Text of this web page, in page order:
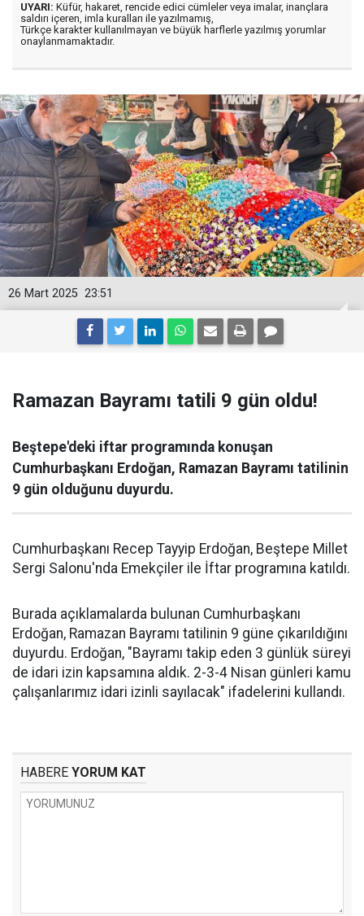
UYARI: Küfür, hakaret, rencide edici cümleler veya imalar, inançlara
saldırı içeren, imla kuralları ile yazılmamış,
Türkçe karakter kullanılmayan ve büyük harflerle yazılmış yorumlar
onaylanmamaktadır.
23:51
26 Mart 2025
Ramazan Bayramı tatili 9 gün oldu!
Beştepe'deki iftar programında konuşan
Cumhurbaşkanı Erdoğan, Ramazan Bayramı tatilinin
9 gün olduğunu duyurdu.
Cumhurbaşkanı Recep Tayyip Erdoğan, Beştepe Millet
Sergi Salonu'nda Emekçiler ile İftar programına katıldı.
Burada açıklamalarda bulunan Cumhurbaşkanı
Erdoğan, Ramazan Bayramı tatilinin 9 güne çıkarıldığını
duyurdu. Erdoğan, "Bayramı takip eden 3 günlük süreyi
de idari izin kapsamına aldık. 2-3-4 Nisan günleri kamu
çalışanlarımız idari izinli sayılacak" ifadelerini kullandı.
HABERE YORUM KAT